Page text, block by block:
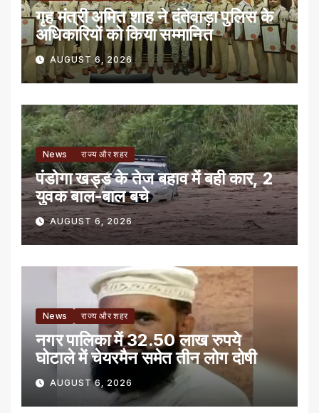
गृह मंत्री अमित शाह ने दंतेवाड़ा पुलिस के
अधिकारियों को किया सम्मानित
AUGUST 6, 2026
News राज्य और शहर
पंडोगा खड्ड के तेज बहाव में बही कार, 2
युवक बाल-बाल बचे
AUGUST 6, 2026
News राज्य और शहर
नगर पालिका में 32.50 लाख रुपये
घोटाले में चेयरमैन समेत तीन लोग दोषी
AUGUST 6, 2026